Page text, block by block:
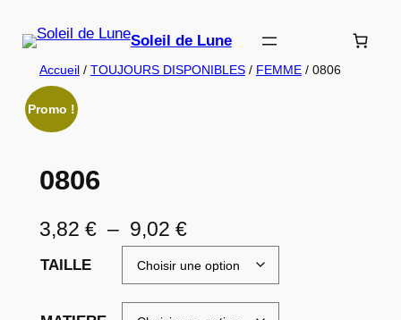
contenu
Soleil de Lune
Accueil/ TOUJOURS DISPONIBLES/ FEMME/ 0806
Promo !
0806
3,82 € – 9,02 €P
l
a
TAILLE